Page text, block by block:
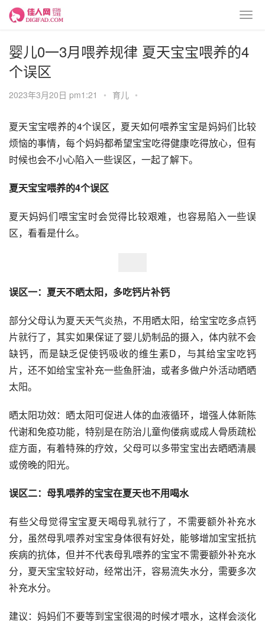
婴儿0一3月喂养规律 夏天宝宝喂养的4
个误区
2023年3月20日 pm1:21 • 育儿 •
夏天宝宝喂养的4个误区，夏天如何喂养宝宝是妈妈们比较
烦恼的事情，每个妈妈都希望宝宝吃得健康吃得放心，但有
时候也会不小心陷入一些误区，一起了解下。
夏天宝宝喂养的4个误区
夏天妈妈们喂宝宝时会觉得比较艰难，也容易陷入一些误
区，看看是什么。
误区一：夏天不晒太阳，多吃钙片补钙
部分父母认为夏天天气炎热，不用晒太阳，给宝宝吃多点钙
片就行了，其实如果保证了婴儿奶制品的摄入，体内就不会
缺钙，而是缺乏促使钙吸收的维生素D，与其给宝宝吃钙
片，还不如给宝宝补充一些鱼肝油，或者多做户外活动晒晒
太阳。
晒太阳功效：晒太阳可促进人体的血液循环，增强人体新陈
代谢和免疫功能，特别是在防治儿童佝偻病或成人骨质疏松
症方面，有着特殊的疗效，父母可以多带宝宝出去晒晒清晨
或傍晚的阳光。
误区二：母乳喂养的宝宝在夏天也不用喝水
有些父母觉得宝宝夏天喝母乳就行了，不需要额外补充水
分，虽然母乳喂养对宝宝身体很有好处，能够增加宝宝抵抗
疾病的抗体，但并不代表母乳喂养的宝宝不需要额外补充水
分，夏天宝宝较好动，经常出汗，容易流失水分，需要多次
补充水分。
建议：妈妈们不要等到宝宝很渴的时候才喂水，这样会淡化